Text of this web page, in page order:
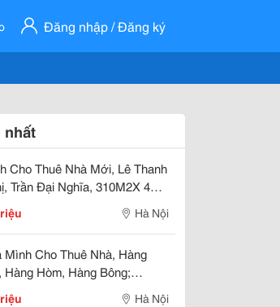
Đăng nhập / Đăng ký
nhất
Cho Thuê Nhà Mới, Lê Thanh
Trần Đại Nghĩa, 310M2X 4T
Hà Nội
Mình Cho Thuê Nhà, Hàng
Hàng Hòm, Hàng Bông;
Hà Nội